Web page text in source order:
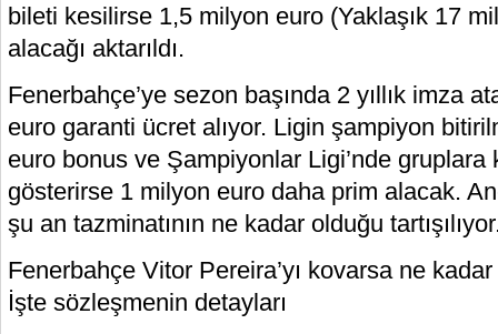
bileti kesilirse 1,5 milyon euro (Yaklaşık 17
alacağı aktarıldı.
Fenerbahçe’ye sezon başında 2 yıllık imza
euro garanti ücret alıyor. Ligin şampiyon
euro bonus ve Şampiyonlar Ligi’nde gruplara
gösterirse 1 milyon euro daha prim alacak.
şu an tazminatının ne kadar olduğu
Fenerbahçe Vitor Pereira’yı kovarsa ne
İşte sözleşmenin detayları